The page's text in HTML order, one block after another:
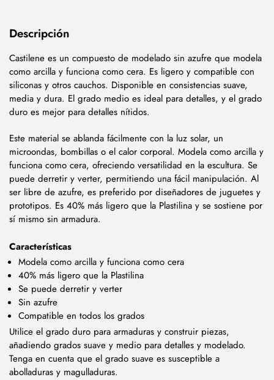
Descripción
Castilene es un compuesto de modelado sin azufre que modela
como arcilla y funciona como cera. Es ligero y compatible con
siliconas y otros cauchos. Disponible en consistencias suave,
media y dura. El grado medio es ideal para detalles, y el grado
duro es mejor para detalles nítidos.
Este material se ablanda fácilmente con la luz solar, un
microondas, bombillas o el calor corporal. Modela como arcilla y
funciona como cera, ofreciendo versatilidad en la escultura. Se
puede derretir y verter, permitiendo una fácil manipulación. Al
ser libre de azufre, es preferido por diseñadores de juguetes y
prototipos. Es 40% más ligero que la Plastilina y se sostiene por
sí mismo sin armadura.
Características
Modela como arcilla y funciona como cera
40% más ligero que la Plastilina
Se puede derretir y verter
Sin azufre
Compatible en todos los grados
Utilice el grado duro para armaduras y construir piezas,
añadiendo grados suave y medio para detalles y modelado.
Tenga en cuenta que el grado suave es susceptible a
abolladuras y magulladuras.